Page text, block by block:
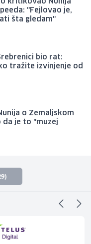
"Fejlovao je,
šta gledam"
bio rat:
tražite izvinjenje od
o Zemaljskom
da je to "muzej